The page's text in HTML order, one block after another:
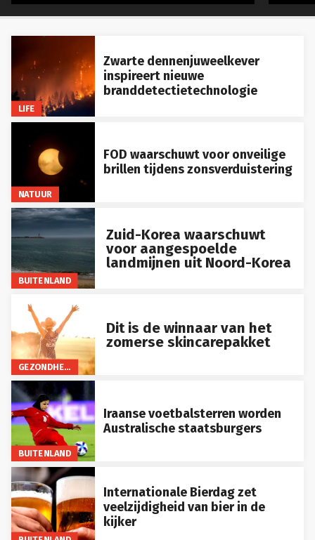
LIFE
Zwarte dennenjuweelkever
inspireert nieuwe
branddetectietechnologie
NATUUR
FOD waarschuwt voor onveilige
brillen tijdens zonsverduistering
BUITENLAND
Zuid-Korea waarschuwt
voor aangespoelde
landmijnen uit Noord-Korea
GEZONDHEID
Dit is de winnaar van het
zomerse skincarepakket
BUITENLAND
Iraanse voetbalsterren worden
Australische staatsburgers
BUITENLAND
Internationale Bierdag zet
veelzijdigheid van bier in de
kijker